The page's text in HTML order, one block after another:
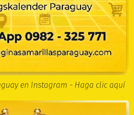
en Instagram - Haga clic aquí